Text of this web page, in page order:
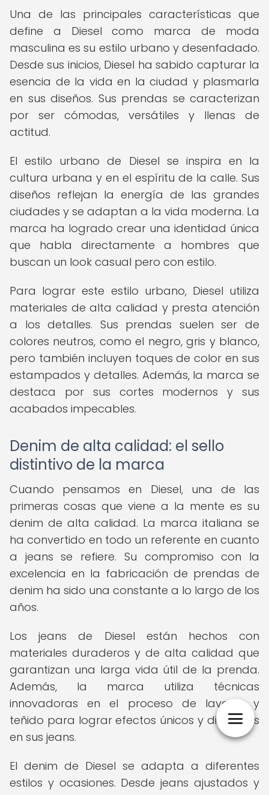
Una de las principales características que
define a Diesel como marca de moda
masculina es su estilo urbano y desenfadado.
Desde sus inicios, Diesel ha sabido capturar la
esencia de la vida en la ciudad y plasmarla
en sus diseños. Sus prendas se caracterizan
por ser cómodas, versátiles y llenas de
actitud.
El estilo urbano de Diesel se inspira en la
cultura urbana y en el espíritu de la calle. Sus
diseños reflejan la energía de las grandes
ciudades y se adaptan a la vida moderna. La
marca ha logrado crear una identidad única
que habla directamente a hombres que
buscan un look casual pero con estilo.
Para lograr este estilo urbano, Diesel utiliza
materiales de alta calidad y presta atención
a los detalles. Sus prendas suelen ser de
colores neutros, como el negro, gris y blanco,
pero también incluyen toques de color en sus
estampados y detalles. Además, la marca se
destaca por sus cortes modernos y sus
acabados impecables.
Denim de alta calidad: el sello
distintivo de la marca
Cuando pensamos en Diesel, una de las
primeras cosas que viene a la mente es su
denim de alta calidad. La marca italiana se
ha convertido en todo un referente en cuanto
a jeans se refiere. Su compromiso con la
excelencia en la fabricación de prendas de
denim ha sido una constante a lo largo de los
años.
Los jeans de Diesel están hechos con
materiales duraderos y de alta calidad que
garantizan una larga vida útil de la prenda.
Además, la marca utiliza técnicas
innovadoras en el proceso de lavado y
teñido para lograr efectos únicos y distintivos
en sus jeans.
El denim de Diesel se adapta a diferentes
estilos y ocasiones. Desde jeans ajustados y